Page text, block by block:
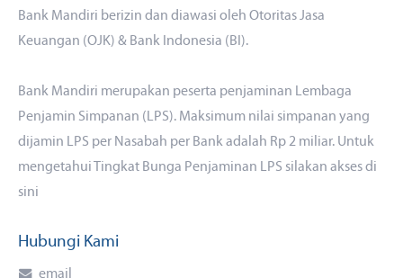
Bank Mandiri berizin dan diawasi oleh Otoritas Jasa
Keuangan (OJK) & Bank Indonesia (BI).
Bank Mandiri merupakan peserta penjaminan Lembaga
Penjamin Simpanan (LPS). Maksimum nilai simpanan yang
dijamin LPS per Nasabah per Bank adalah Rp 2 miliar. Untuk
mengetahui Tingkat Bunga Penjaminan LPS silakan akses di
sini
Hubungi Kami
email